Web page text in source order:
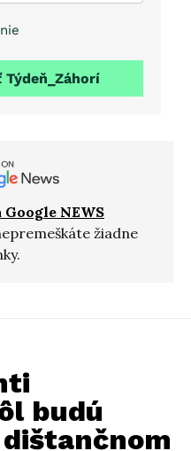
Google NEWS
žiadne
budú